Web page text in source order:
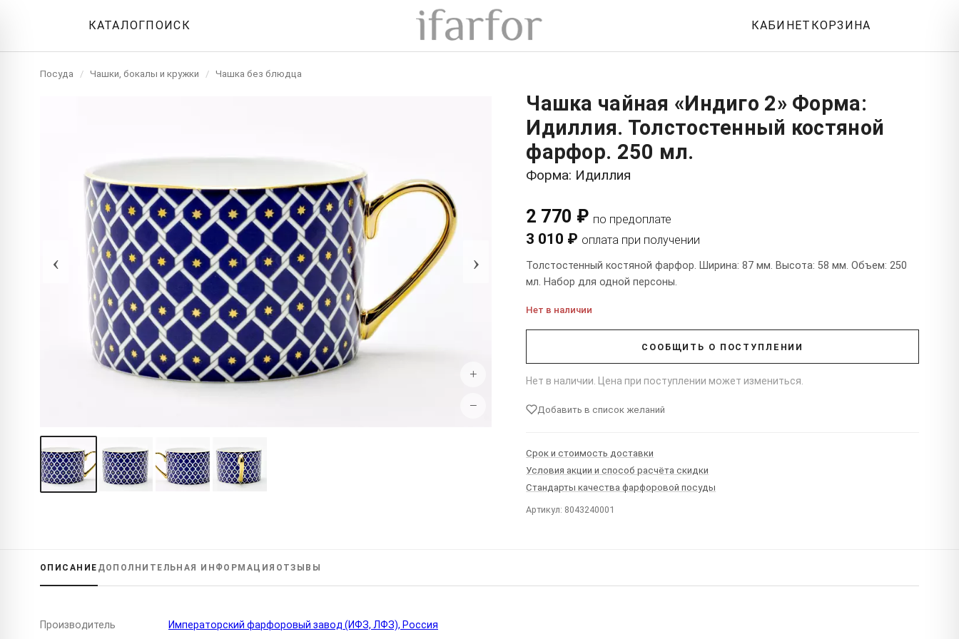
КАТАЛОГПОИСК КАБИНЕТ КОРЗИНА
Посуда / Чашки, бокалы и кружки / Чашка без блюдца
‹ ›
+
−
Чашка чайная «Индиго 2» Форма:
Идиллия. Толстостенный костяной
фарфор. 250 мл.
Форма: Идиллия
2 770 ₽ по предоплате
3 010 ₽ оплата при получении
Толстостенный костяной фарфор. Ширина: 87 мм. Высота: 58 мм. Объем: 250
мл. Набор для одной персоны.
Нет в наличии
СООБЩИТЬ О ПОСТУПЛЕНИИ
Нет в наличии. Цена при поступлении может измениться.
Добавить в список желаний
Срок и стоимость доставки
Условия акции и способ расчёта скидки
Стандарты качества фарфоровой посуды
Артикул: 8043240001
ОПИСАНИЕ ДОПОЛНИТЕЛЬНАЯ ИНФОРМАЦИЯ ОТЗЫВЫ
Производитель Императорский фарфоровый завод (ИФЗ, ЛФЗ), Россия